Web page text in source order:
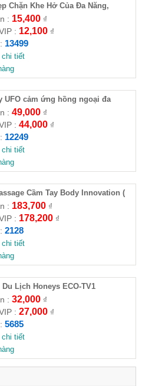
Chặn Khe Hở Của Đa Năng,
Trùng( HĐ )
: 15,400₫
: 12,100₫
13499
tiết
UFO cảm ứng hồng ngoại đa
động bay về
: 49,000₫
: 44,000₫
12249
tiết
Cầm Tay Body Innovation (
: 183,700₫
: 178,200₫
2128
tiết
Du Lịch Honeys ECO-TV1
: 32,000₫
: 27,000₫
5685
tiết